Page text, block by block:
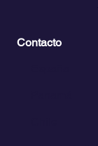
Contacto